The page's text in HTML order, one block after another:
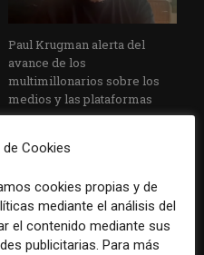
Paul Krugman alerta del
avance de los
multimillonarios sobre los
medios y las plataformas
Cookies
cookies propias y de
mediante el análisis del
el contenido mediante sus
publicitarias. Para más